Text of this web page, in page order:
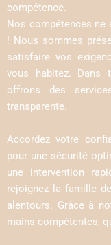
compétence.
Nos compétences ne
! Nous sommes
satisfaire vos
vous habitez. Dans
offrons des
transparente.
Accordez votre
pour une sécurité
une intervention
rejoignez la famille
alentours. Grâce à
mains compétentes,